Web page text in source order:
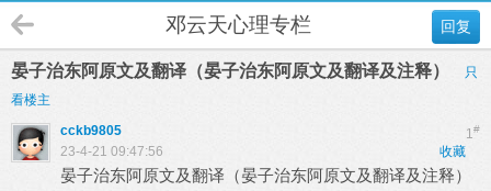
回复
邓云天心理专栏
晏子治东阿原文及翻译（晏子治东阿原文及翻译及注释）
只
看楼主
1#
cckb9805
收藏
23-4-21 09:47:56
晏子治东阿原文及翻译（晏子治东阿原文及翻译及注释）